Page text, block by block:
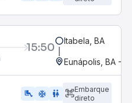
15:50 Itabela, BA
Eunápolis, BA -
airline_seat_legroom_extra ac_unit WC
Embarque
direto